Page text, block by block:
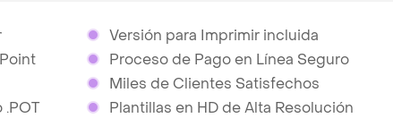
Versión para Imprimir incluida
Proceso de Pago en Línea Seguro
Miles de Clientes Satisfechos
Plantillas en HD de Alta Resolución